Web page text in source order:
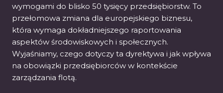
wymogami do blisko 50 tysięcy przedsiębiorstw. To
przełomowa zmiana dla europejskiego biznesu,
która wymaga dokładniejszego raportowania
aspektów środowiskowych i społecznych.
Wyjaśniamy, czego dotyczy ta dyrektywa i jak wpływa
na obowiązki przedsiębiorców w kontekście
zarządzania flotą.